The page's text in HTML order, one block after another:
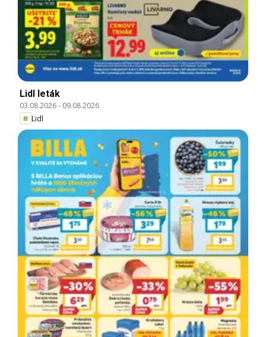
Lidl leták
03.08.2026- 09.08.2026
Lidl